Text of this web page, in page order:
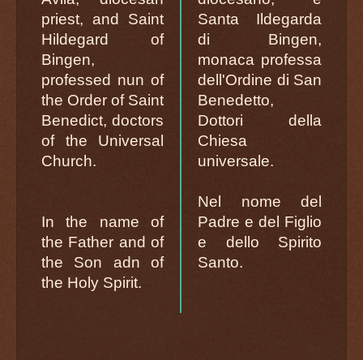
priest, and Saint
Hildegard of
Bingen,
professed nun of
the Order of Saint
Benedict, doctors
of the Universal
Church.
In the name of
the Father and of
the Son adn of
the Holy Spirit.
Santa Ildegarda
di Bingen,
monaca professa
dell'Ordine di San
Benedetto,
Dottori della
Chiesa
universale.
Nel nome del
Padre e del Figlio
e dello Spirito
Santo.